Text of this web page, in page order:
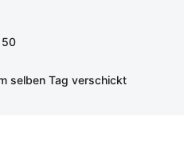
selben Tag verschickt